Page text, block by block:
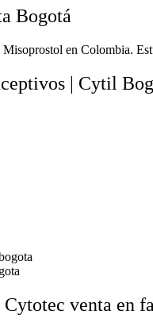
Bogotá
en Colombia.
| Cytil
venta en